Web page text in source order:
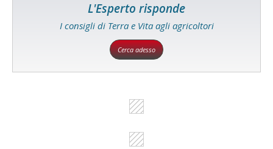
L'Esperto risponde
I consigli di Terra e Vita agli agricoltori
Cerca adesso